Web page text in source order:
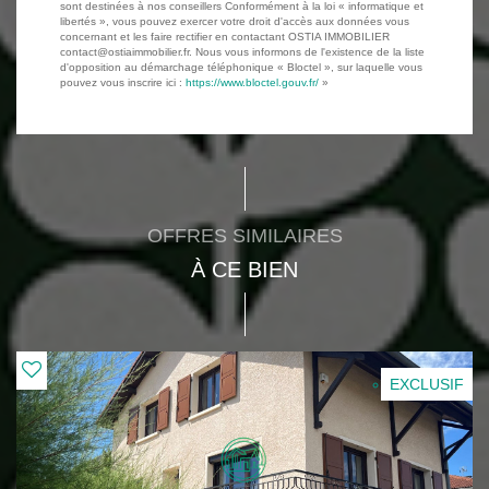
sont destinées à nos conseillers Conformément à la loi « informatique et
libertés », vous pouvez exercer votre droit d'accès aux données vous
concernant et les faire rectifier en contactant OSTIA IMMOBILIER
contact@ostiaimmobilier.fr. Nous vous informons de l'existence de la liste
d'opposition au démarchage téléphonique « Bloctel », sur laquelle vous
pouvez vous inscrire ici : https://www.bloctel.gouv.fr/ »
OFFRES SIMILAIRES
À CE BIEN
EXCLUSIF